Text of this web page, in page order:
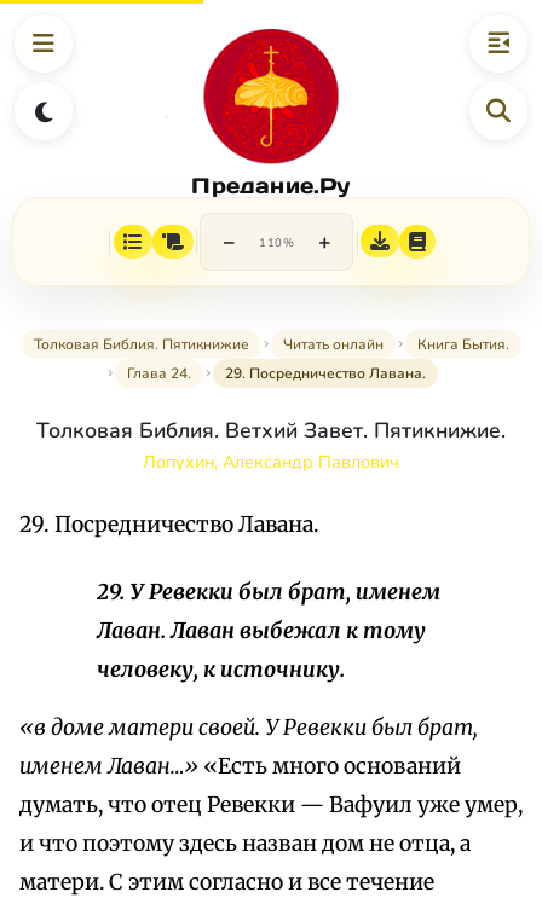
Предание.Ру
− 110% +
Толковая Библия. Пятикнижие Читать онлайн
Книга Бытия.
Глава 24.
29. Посредничество Лавана.
Толковая Библия. Ветхий Завет. Пятикнижие.
Лопухин, Александр Павлович
29. Посредничество Лавана.
29. У Ревекки был брат, именем
Лаван. Лаван выбежал к тому
человеку, к источнику.
«в доме матери своей. У Ревекки был брат,
именем Лаван…» «Есть много оснований
думать, что отец Ревекки — Вафуил уже умер,
и что поэтому здесь назван дом не отца, а
матери. С этим согласно и все течение